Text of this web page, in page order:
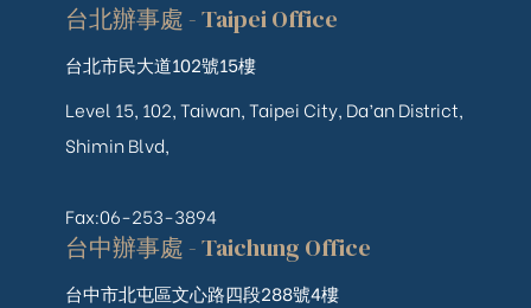
台北辦事處 - Taipei Office
台北市民大道102號15樓
Level 15, 102, Taiwan, Taipei City, Da’an District,
Shimin Blvd,
Fax:06-253-3894
台中辦事處 - Taichung Office
台中市北屯區文心路四段288號4樓